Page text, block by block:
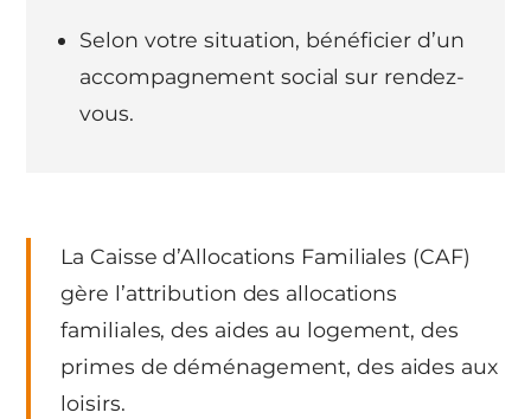
La Caisse d’Allocations Familiales (CAF)
gère l’attribution des allocations
familiales, des aides au logement, des
primes de déménagement, des aides aux
loisirs.
Selon votre situation, bénéficier d’un
accompagnement social sur rendez-
vous.